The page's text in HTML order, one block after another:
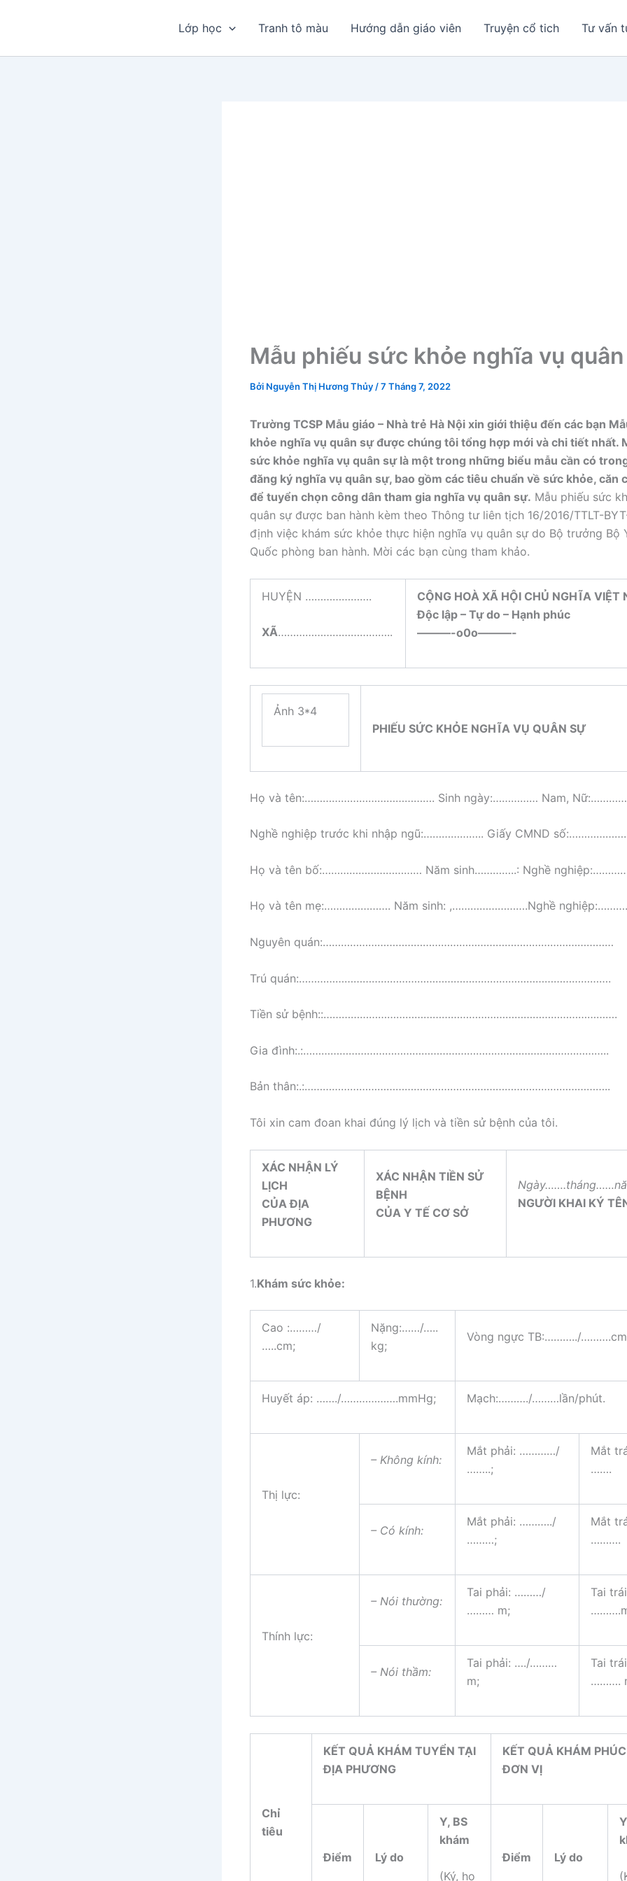
Lớp học Tranh tô màu Hướng dẫn giáo viên Truyện cổ tich Tư vấn
Mẫu phiếu sức khỏe nghĩa vụ
Bởi Nguyễn Thị Hương Thủy /7 Tháng 7, 2022
Trường TCSP Mẫu giáo – Nhà trẻ Hà Nội xin giới thiệu đến các bạn
khỏe nghĩa vụ quân sự được chúng tôi tổng hợp mới và chi tiết nhất.
sức khỏe nghĩa vụ quân sự là một trong những biểu mẫu cần có
đăng ký nghĩa vụ quân sự, bao gồm các tiêu chuẩn về sức khỏe, căn
để tuyển chọn công dân tham gia nghĩa vụ quân sự. Mẫu phiếu sức
quân sự được ban hành kèm theo Thông tư liên tịch 16/2016/TTLT-
định việc khám sức khỏe thực hiện nghĩa vụ quân sự do Bộ trưởng Bộ
Quốc phòng ban hành. Mời các bạn cùng tham khảo.
HUYỆN ………………….
XÃ………………………………..
CỘNG HOÀ XÃ HỘI CHỦ NGHĨA VIỆT
Độc lập – Tự do – Hạnh phúc
———-o0o———-
Ảnh 3*4
PHIẾU SỨC KHỎE NGHĨA VỤ QUÂN SỰ
Họ và tên:……………………………………. Sinh ngày:…………… Nam,
Nghề nghiệp trước khi nhập ngũ:……………….. Giấy CMND
Họ và tên bố:…………………………… Năm sinh…………..: Nghề
Họ và tên mẹ:…………………. Năm sinh: ,…………………….Nghề
Nguyên quán:……………………………………………………………………………………
Trú quán:………………………………………………………………………………………….
Tiền sử bệnh::…………………………………………………………………………………….
Gia đình:.:………………………………………………………………………………………..
Bản thân:.:………………………………………………………………………………………..
Tôi xin cam đoan khai đúng lý lịch và tiền sử bệnh của tôi.
XÁC NHẬN LÝ
LỊCH
CỦA ĐỊA
PHƯƠNG
XÁC NHẬN TIỀN SỬ
BỆNH
CỦA Y TẾ CƠ SỞ
NGƯỜI KHAI KÝ
1.Khám sức khỏe:
Cao :………/
…..cm;
Nặng:……/…..
kg;
Vòng ngực TB:………../
Huyết áp: ……./……………….mmHg; Mạch:………./………lần/phút.
Thị lực:
– Không kính:
Mắt phải: …………/
……..;
Mắt
…….
– Có kính:
Mắt phải: ………../
………;
Mắt
……….
Thính lực:
– Nói thường:
Tai phải: ………/
……… m;
Tai
– Nói thầm:
Tai phải: …./………
m;
Tai
……….
Chỉ
tiêu
KẾT QUẢ KHÁM TUYỂN TẠI
ĐỊA PHƯƠNG
KẾT QUẢ KHÁM
ĐƠN VỊ
Điểm Lý do
Y, BS
khám
(Ký, họ
Điểm Lý do